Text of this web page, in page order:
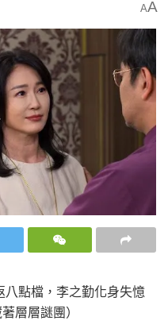
AA
八點檔，李之勤化身失憶
層層謎團）